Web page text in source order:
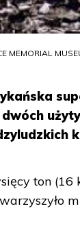
MEMORIAL
ton